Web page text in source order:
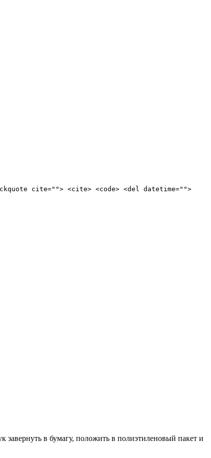
cite=""> <cite> <code> <del datetime="">
завернуть в бумагу, положить в полиэтиленовый пакет и